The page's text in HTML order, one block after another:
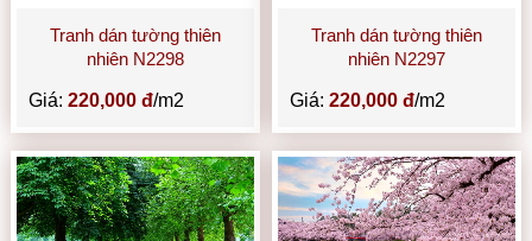
Tranh dán tường thiên
nhiên N2298
Giá:220,000 đ/m2
Tranh dán tường thiên
nhiên N2297
Giá: 220,000 đ/m2